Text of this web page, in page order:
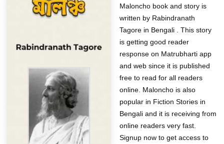
Maloncho book and story is
written by Rabindranath
Tagore in Bengali . This story
is getting good reader
response on Matrubharti app
and web since it is published
free to read for all readers
online. Maloncho is also
popular in Fiction Stories in
Bengali and it is receiving from
online readers very fast.
Signup now to get access to